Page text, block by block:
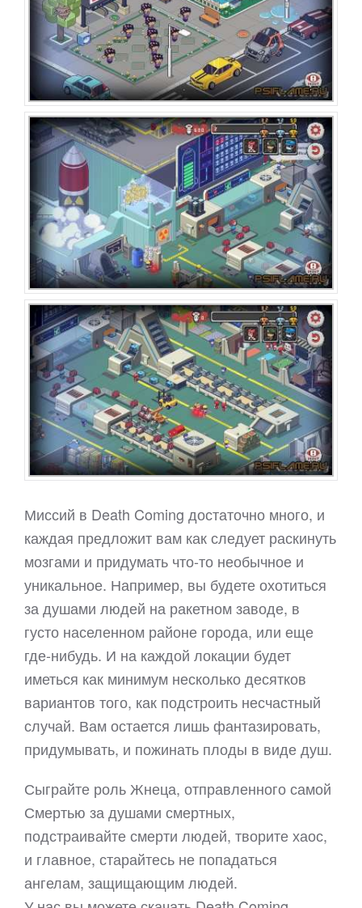
Миссий в Death Coming достаточно много, и
каждая предложит вам как следует раскинуть
мозгами и придумать что-то необычное и
уникальное. Например, вы будете охотиться
за душами людей на ракетном заводе, в
густо населенном районе города, или еще
где-нибудь. И на каждой локации будет
иметься как минимум несколько десятков
вариантов того, как подстроить несчастный
случай. Вам остается лишь фантазировать,
придумывать, и пожинать плоды в виде душ.
Сыграйте роль Жнеца, отправленного самой
Смертью за душами смертных,
подстраивайте смерти людей, творите хаос,
и главное, старайтесь не попадаться
ангелам, защищающим людей.